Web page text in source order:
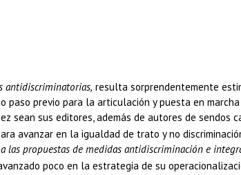
antidiscriminatorias, resulta sorprendentemente
paso previo para la articulación y puesta en
sean sus editores, además de autores de
avanzar en la igualdad de trato y no
propuestas de medidas antidiscriminación e
poco en la estrategia de su